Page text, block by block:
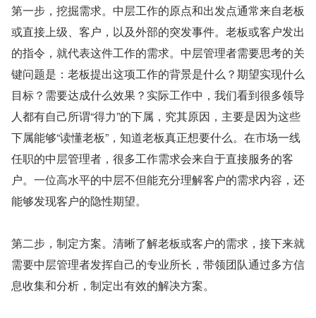
第一步，挖掘需求。中层工作的原点和出发点通常来自老板
或直接上级、客户，以及外部的突发事件。老板或客户发出
的指令，就代表这件工作的需求。中层管理者需要思考的关
键问题是：老板提出这项工作的背景是什么？期望实现什么
目标？需要达成什么效果？实际工作中，我们看到很多领导
人都有自己所谓“得力”的下属，究其原因，主要是因为这些
下属能够“读懂老板”，知道老板真正想要什么。在市场一线
任职的中层管理者，很多工作需求会来自于直接服务的客
户。一位高水平的中层不但能充分理解客户的需求内容，还
能够发现客户的隐性期望。
第二步，制定方案。清晰了解老板或客户的需求，接下来就
需要中层管理者发挥自己的专业所长，带领团队通过多方信
息收集和分析，制定出有效的解决方案。